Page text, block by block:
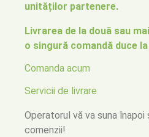
unităților partenere.
Livrarea de la două sau
o singură comandă duce
Comanda acum
Servicii de livrare
Operatorul vă va suna înapoi
comenzii!